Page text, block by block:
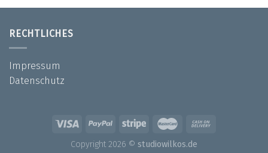
RECHTLICHES
Impressum
Datenschutz
Copyright 2026 © studiowilkos.de